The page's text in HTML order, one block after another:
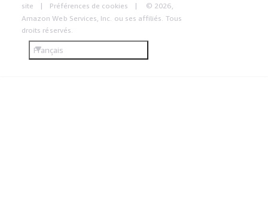
site
Préférences de cookies
© 2026,
Amazon Web Services, Inc. ou ses affiliés. Tous
droits réservés.
Français